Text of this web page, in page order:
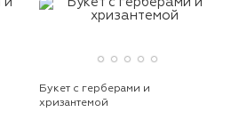
Букет с герберами и
хризантемой